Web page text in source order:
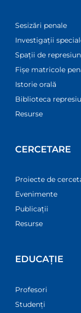
Sesizări penale
Investigații
Spații de
Fișe matricole
Istorie orală
Biblioteca
Resurse
CERCETARE
Proiecte de
Evenimente
Publicații
Resurse
EDUCAȚIE
Profesori
Studenți